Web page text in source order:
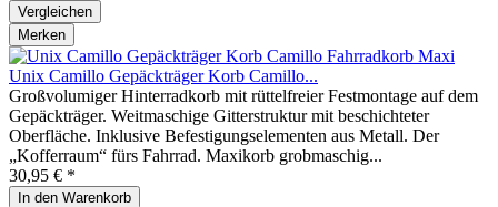
Vergleichen
Merken
Unix Camillo Gepäckträger Korb Camillo...
Großvolumiger Hinterradkorb mit rüttelfreier Festmontage auf dem
Gepäckträger. Weitmaschige Gitterstruktur mit beschichteter
Oberfläche. Inklusive Befestigungselementen aus Metall. Der
„Kofferraum“ fürs Fahrrad. Maxikorb grobmaschig...
30,95 € *
In den Warenkorb